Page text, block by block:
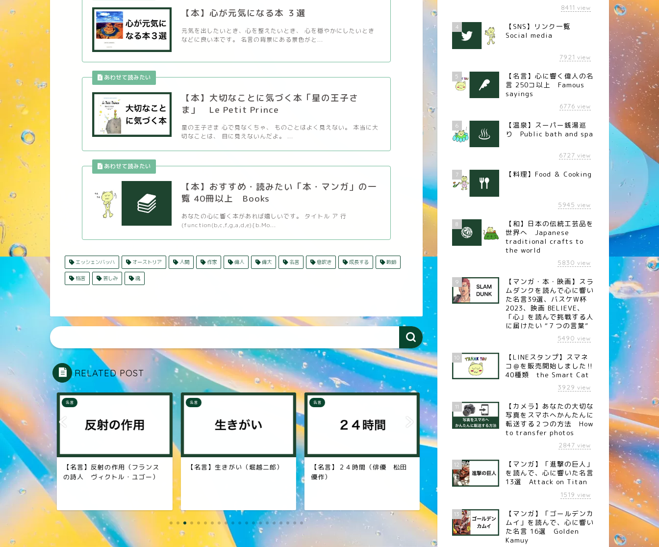
【本】心が元気になる本 ３選
元気を出したいとき、心を整えたいとき、 心を穏やかにしたいとき
などに良い本です。 名言の背景にある景色がと...
【本】大切なことに気づく本「星の王子さ
ま」 Le Petit Prince
星の王子さま 心で見なくちゃ、 ものごとはよく見えない。 本当に大
切なことは、 目に見えないんだよ。 ...
【本】おすすめ・読みたい「本・マンガ」の一
覧 40冊以上 Books
あなたの心に響く本があれば嬉しいです。 タイトル ア 行
(function(b,c,f,g,a,d,e){b.Mo...
エッシェンバッハ オーストリア 人間 作家 偉人 偉大 名言 息吹き 成長する 教師
格言 苦しみ 魂
RELATED POST
車椅子陸
ダリスト
名言
【名言】反射の作用（フランス
の詩人 ヴィクトル・ユゴー）
名言
【名言】生きがい（堀越二郎）
名言
【名言】２４時間（俳優 松田
優作）
【名言】ののしるまい（ドイツ
の作家 ヘルマン・ヘッセ）
名言
【名言】ホトトギス（Panasonic
創業者 松下幸之助）
8411 view
4
【SNS】リンク一覧
Social media
7921 view
5
【名言】心に響く偉人の名
言 250コ以上 Famous
sayings
6776 view
6
【温泉】スーパー銭湯巡
り Public bath and spa
6727 view
7 【料理】Food ＆ Cooking
5945 view
8
【和】日本の伝統工芸品を
世界へ Japanese
traditional crafts to
the world
5830 view
9
【マンガ・本・映画】スラ
ムダンクを読んで心に響い
た名言39選、バスケW杯
2023、映画 BELIEVE、
「心」を読んで挑戦する人
に届けたい “７つの言葉”
5490 view
10
【LINEスタンプ】スマネ
コ＠を販売開始しました‼︎
40種類 the Smart Cat
3929 view
11
【カメラ】あなたの大切な
写真をスマホへかんたんに
転送する２つの方法 How
to transfer photos
2847 view
12
【マンガ】「進撃の巨人」
を読んで、心に響いた名言
13選 Attack on Titan
1519 view
13
【マンガ】「ゴールデンカ
ムイ」を読んで、心に響い
た名言 16選 Golden
Kamuy